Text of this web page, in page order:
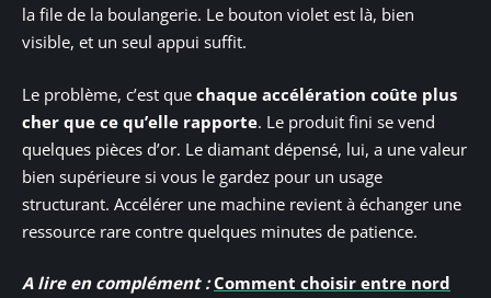
la file de la boulangerie. Le bouton violet est là, bien
visible, et un seul appui suffit.
Le problème, c’est que chaque accélération coûte plus
cher que ce qu’elle rapporte. Le produit fini se vend
quelques pièces d’or. Le diamant dépensé, lui, a une valeur
bien supérieure si vous le gardez pour un usage
structurant. Accélérer une machine revient à échanger une
ressource rare contre quelques minutes de patience.
A lire en complément : Comment choisir entre nord